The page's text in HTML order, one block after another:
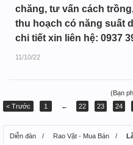
chăng, tư vấn cách
thu hoạch có năng suất
chi tiết xin liên hệ: 0937
11/10/22
(Bạn
< Trước
1 ← 22 23 24
Diễn đàn Rao Vặt - Mua Bán